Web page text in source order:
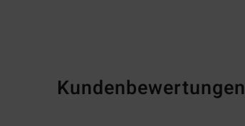
Kundenbewertungen